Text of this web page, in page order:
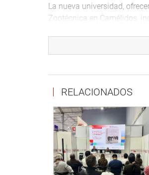
La nueva universidad,
Zootécnica en Camélidos,
Además de impulsar el
contribuirá al crecimiento
Alfredo Pariona Sinche
residen en las zonas más
DESPACHO CONGRESAL
RELACIONADOS